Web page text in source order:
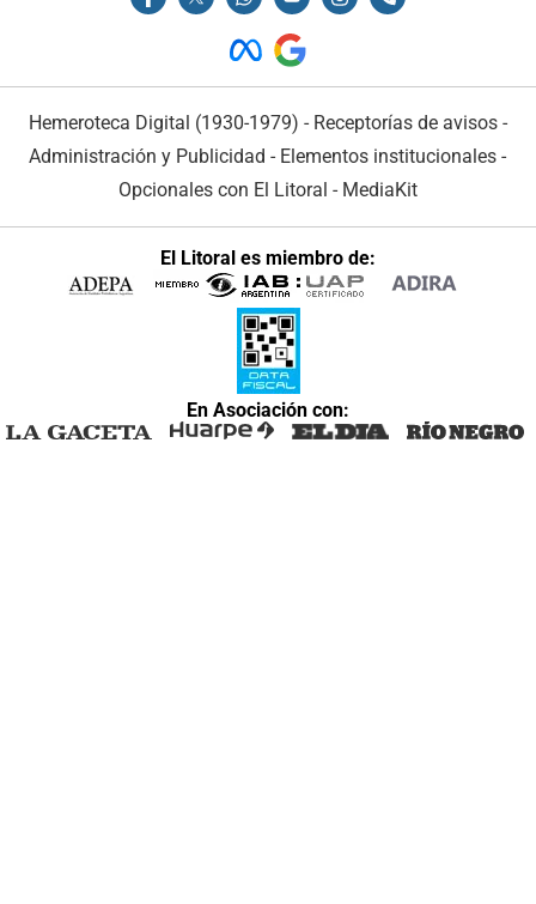
Hemeroteca Digital (1930-1979) - Receptorías de avisos -
Administración y Publicidad - Elementos institucionales -
Opcionales con El Litoral - MediaKit
El Litoral es miembro de:
En Asociación con: